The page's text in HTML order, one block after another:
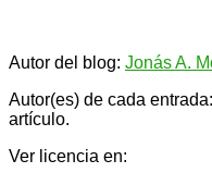
Autor del blog: Jonás A.
Autor(es) de cada
artículo.
Ver licencia en: